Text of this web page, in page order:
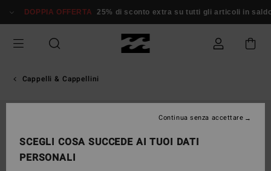
alle
prodotto
DOPPIA OFFERTA 25% di sconto extra su tutti gli articoli in saldo*
Cappelli & Cappellini
SCEGLI COSA SUCCEDE AI TUOI DATI
PERSONALI
Continua senza accettare